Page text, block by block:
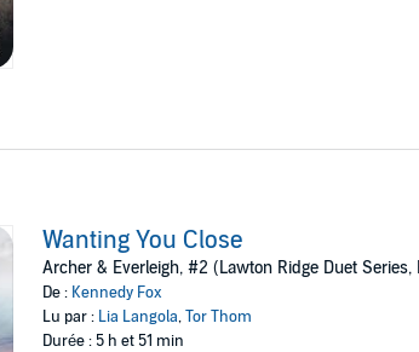
Wanting You Close
Archer & Everleigh, #2 (Lawton Ridge Duet Series,
De : Kennedy Fox
Lu par : Lia Langola,Tor Thom
Durée : 5 h et 51 min